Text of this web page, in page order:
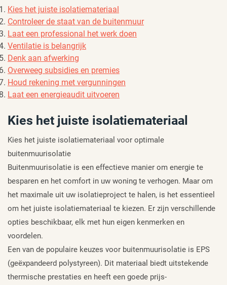
Kies het juiste isolatiemateriaal
Controleer de staat van de buitenmuur
Laat een professional het werk doen
Ventilatie is belangrijk
Denk aan afwerking
Overweeg subsidies en premies
Houd rekening met vergunningen
Laat een energieaudit uitvoeren
Kies het juiste isolatiemateriaal
Kies het juiste isolatiemateriaal voor optimale
buitenmuurisolatie
Buitenmuurisolatie is een effectieve manier om energie te
besparen en het comfort in uw woning te verhogen. Maar om
het maximale uit uw isolatieproject te halen, is het essentieel
om het juiste isolatiemateriaal te kiezen. Er zijn verschillende
opties beschikbaar, elk met hun eigen kenmerken en
voordelen.
Een van de populaire keuzes voor buitenmuurisolatie is EPS
(geëxpandeerd polystyreen). Dit materiaal biedt uitstekende
thermische prestaties en heeft een goede prijs-